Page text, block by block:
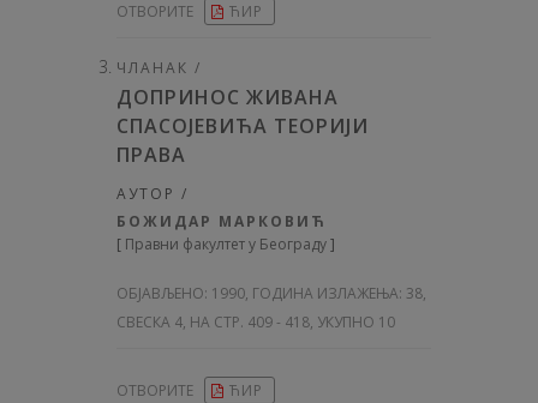
ОТВОРИТЕ ЋИР
ЧЛАНАК /
ДОПРИНОС ЖИВАНА
СПАСОЈЕВИЋА ТЕОРИЈИ
ПРАВА
АУТОР /
БОЖИДАР МАРКОВИЋ
[ Правни факултет у Београду]
ОБЈАВЉЕНО: 1990, ГОДИНА ИЗЛАЖЕЊА: 38,
СВЕСКА 4, НА СТР. 409 - 418, УКУПНО 10
ОТВОРИТЕ ЋИР